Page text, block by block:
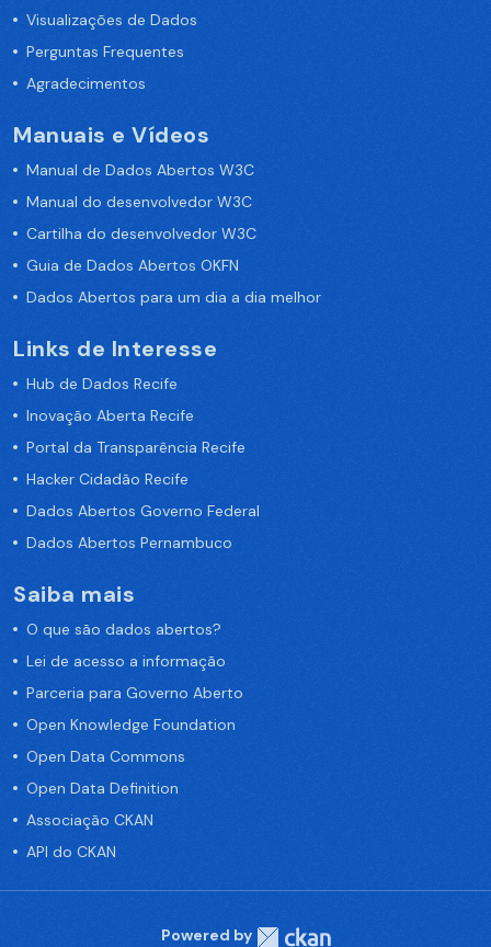
Visualizações de Dados
Perguntas Frequentes
Agradecimentos
Manuais e Vídeos
Manual de Dados Abertos W3C
Manual do desenvolvedor W3C
Cartilha do desenvolvedor W3C
Guia de Dados Abertos OKFN
Dados Abertos para um dia a dia melhor
Links de Interesse
Hub de Dados Recife
Inovação Aberta Recife
Portal da Transparência Recife
Hacker Cidadão Recife
Dados Abertos Governo Federal
Dados Abertos Pernambuco
Saiba mais
O que são dados abertos?
Lei de acesso a informação
Parceria para Governo Aberto
Open Knowledge Foundation
Open Data Commons
Open Data Definition
Associação CKAN
API do CKAN
Powered by